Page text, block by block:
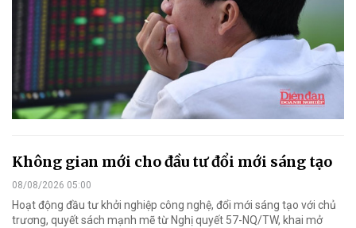
Không gian mới cho đầu tư đổi mới sáng tạo
08/08/2026 05:00
Hoạt động đầu tư khởi nghiệp công nghệ, đổi mới sáng tạo với chủ
trương, quyết sách mạnh mẽ từ Nghị quyết 57-NQ/TW, khai mở